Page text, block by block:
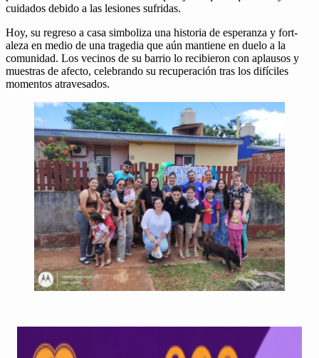
cuida­dos debido a las lesiones sufridas.
Hoy, su regre­so a casa sim­boliza una his­to­ria de esper­an­za y for­t­
aleza en medio de una trage­dia que aún mantiene en due­lo a la
comu­nidad. Los veci­nos de su bar­rio lo reci­bieron con aplau­sos y
mues­tras de afec­to, cel­e­bran­do su recu­peración tras los difí­ciles
momen­tos atrav­es­a­dos.